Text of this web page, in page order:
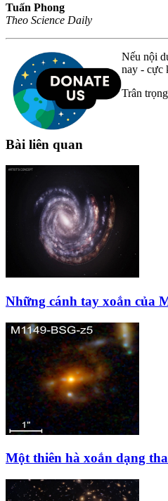
Tuấn Phong
Theo Science Daily
Nếu nội
nay - cực
Trân
Bài liên quan
Những cánh tay xoắn của
Một thiên hà xoắn dạng